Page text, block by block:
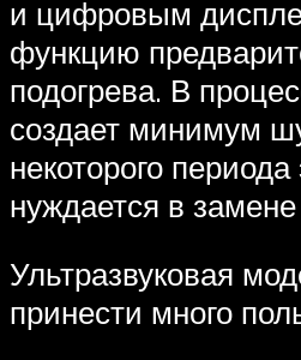
и цифровым
функцию
подогрева. В
создает минимум
некоторого
нуждается в
Ультразвуковая
принести много